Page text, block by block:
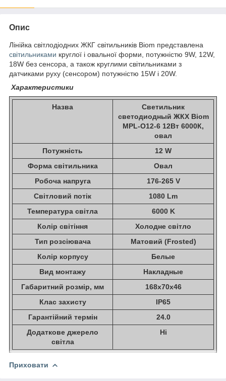
Опис
Лінійка світлодіодних ЖКГ світильників Biom представлена ​​
світильниками круглої і овальної форми, потужністю 9W, 12W,
18W без сенсора, а також круглими світильниками з
датчиками руху (сенсором) потужністю 15W і 20W.
Характеристики
Назва
Светильник
светодиодный ЖКХ Biom
MPL-О12-6 12Вт 6000К,
овал
Потужність
12 W
Форма світильника
Овал
Робоча напруга
176-265 V
Світловий потік
1080 Lm
Температура світла
6000 K
Колір світіння
Холодне світло
Тип розсіювача
Матовий (Frosted)
Колір корпусу
Белые
Вид монтажу
Накладные
Габаритний розмір, мм
168х70х46
Клас захисту
IP65
Гарантійний термін
24.0
Додаткове джерело
світла
Ні
Приховати